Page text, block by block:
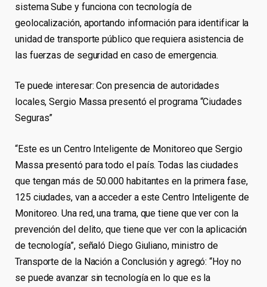
sistema Sube y funciona con tecnología de
geolocalización, aportando información para identificar la
unidad de transporte público que requiera asistencia de
las fuerzas de seguridad en caso de emergencia.
Te puede interesar: Con presencia de autoridades
locales, Sergio Massa presentó el programa “Ciudades
Seguras”
“Este es un Centro Inteligente de Monitoreo que Sergio
Massa presentó para todo el país. Todas las ciudades
que tengan más de 50.000 habitantes en la primera fase,
125 ciudades, van a acceder a este Centro Inteligente de
Monitoreo. Una red, una trama, que tiene que ver con la
prevención del delito, que tiene que ver con la aplicación
de tecnología”, señaló Diego Giuliano, ministro de
Transporte de la Nación a Conclusión y agregó: “Hoy no
se puede avanzar sin tecnología en lo que es la